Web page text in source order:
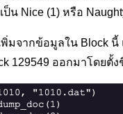
น Nice (1) หรือ
พิ่มจากข้อมูลใน Block นี้
129549 ออกมาโดยตั้ง